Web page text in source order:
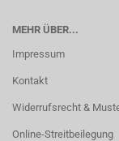
MEHR ÜBER...
Impressum
Kontakt
Widerrufsrecht &
Online-Streitbeilegung